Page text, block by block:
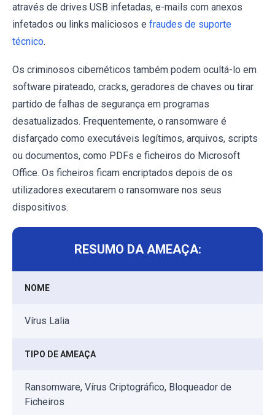
através de drives USB infetadas, e-mails com anexos
infetados ou links maliciosos e fraudes de suporte
técnico.
Os criminosos cibernéticos também podem ocultá-lo em
software pirateado, cracks, geradores de chaves ou tirar
partido de falhas de segurança em programas
desatualizados. Frequentemente, o ransomware é
disfarçado como executáveis legítimos, arquivos, scripts
ou documentos, como PDFs e ficheiros do Microsoft
Office. Os ficheiros ficam encriptados depois de os
utilizadores executarem o ransomware nos seus
dispositivos.
RESUMO DA AMEAÇA:
NOME
Vírus Lalia
TIPO DE AMEAÇA
Ransomware, Vírus Criptográfico, Bloqueador de
Ficheiros